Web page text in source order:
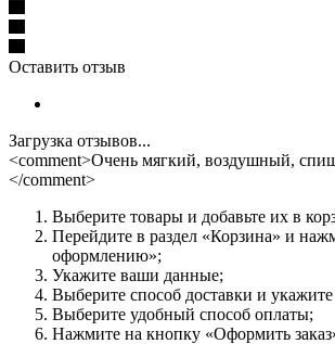
Оставить отзыв
Загрузка отзывов...
<comment>Очень мягкий, воздушный,
</comment>
Выберите товары и добавьте их в
Перейдите в раздел «Корзина» и
оформлению»;
Укажите ваши данные;
Выберите способ доставки и укажите
Выберите удобный способ оплаты;
Нажмите на кнопку «Оформить